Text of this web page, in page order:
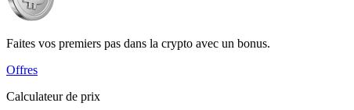
Faites vos premiers pas dans la crypto avec un bonus.
Offres
Calculateur de prix